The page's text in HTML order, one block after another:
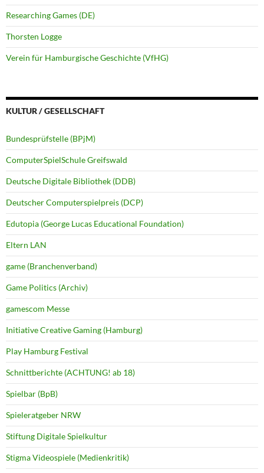
Researching Games (DE)
Thorsten Logge
Verein für Hamburgische Geschichte (VfHG)
KULTUR / GESELLSCHAFT
Bundesprüfstelle (BPjM)
ComputerSpielSchule Greifswald
Deutsche Digitale Bibliothek (DDB)
Deutscher Computerspielpreis (DCP)
Edutopia (George Lucas Educational Foundation)
Eltern LAN
game (Branchenverband)
Game Politics (Archiv)
gamescom Messe
Initiative Creative Gaming (Hamburg)
Play Hamburg Festival
Schnittberichte (ACHTUNG! ab 18)
Spielbar (BpB)
Spieleratgeber NRW
Stiftung Digitale Spielkultur
Stigma Videospiele (Medienkritik)